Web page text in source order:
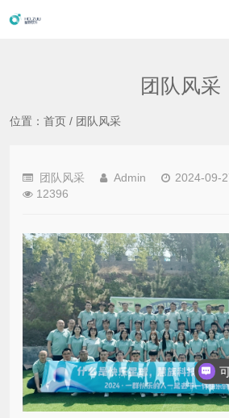
团队风采
位置： 首页 / 团队风采
团队风采 Admin
2024-09-
12396